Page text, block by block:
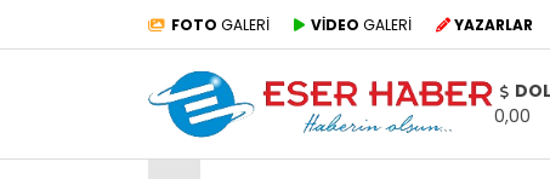
FOTO GALERİ VİDEO GALERİ YAZARLAR
0,00